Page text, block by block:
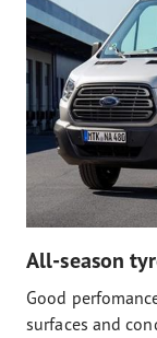
All-season
Good
surfaces and